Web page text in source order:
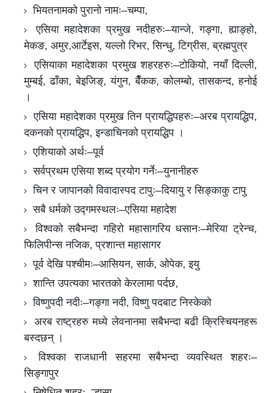
भियतनामको पुरानो नामः–चम्पा,
एसिया महादेशका प्रमुख नदीहरुः–यान्जे, गङ्गा, ह्याङ्हो,
मेकङ, अमुर,आर्टेइस, यल्लो रिभर, सिन्धु, टिग्रीस, ब्रह्मपुत्र
एसियाका महादेशका प्रमुख शहरहरुः–टोकियो, नयाँ दिल्ली,
मुम्बई, ढाँका, बेइजिङ्, यंगुन, बैँकक, कोलम्बो, तासकन्द, हनोई
।
एसिया महादेशका प्रमुख तिन प्रायद्धिपहरुः–अरब प्रायद्धिप,
दकनको प्रायद्धिप, इन्डाचिनको प्रायद्धिप ।
एशियाको अर्थः–पूर्व
सर्वप्रथम एसिया शब्द प्रयोग गर्नेः–युनानीहरु
चिन र जापानको विवादास्पद टापुः–दियायु र सिङ्काकु टापु
सबै धर्मको उद्गमस्थलः–एसिया महादेश
विश्वको सबैभन्दा गहिरो महासागरिय धसानः–मेरिया ट्रेन्च,
फिलिपीन्स नजिक, प्रशान्त महासागर
पूर्व देखि पश्चीमः–आसियन, सार्क, ओपेक, इयु
शान्ति उपत्यका भारतको केरलामा पर्दछ,
विष्णुपदी नदीः–गङ्गा नदी, विष्णु पदबाट निस्केको
अरब राष्ट्रहरु मध्ये लेवनानमा सबैभन्दा बढी क्रिस्चियनहरू
बस्दछन् ।
विश्वका राजधानी सहरमा सबैभन्दा व्यवस्थित शहरः–
सिङ्गापुर